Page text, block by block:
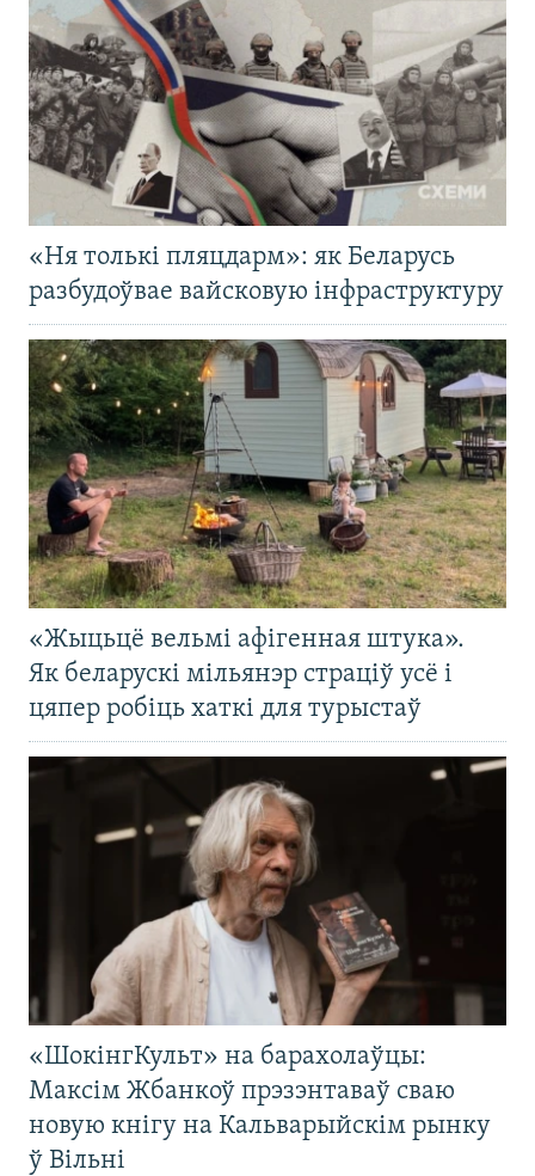
«Ня толькі пляцдарм»: як Беларусь
разбудоўвае вайсковую інфраструктуру
«Жыцьцё вельмі афігенная штука».
Як беларускі мільянэр страціў усё і
цяпер робіць хаткі для турыстаў
«ШокінгКульт» на барахолаўцы:
Максім Жбанкоў прэзэнтаваў сваю
новую кнігу на Кальварыйскім рынку
ў Вільні